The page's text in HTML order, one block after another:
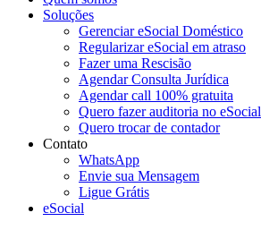
Soluções
Gerenciar eSocial Doméstico
Regularizar eSocial em atraso
Fazer uma Rescisão
Agendar Consulta Jurídica
Agendar call 100% gratuita
Quero fazer auditoria no eSocial
Quero trocar de contador
Contato
WhatsApp
Envie sua Mensagem
Ligue Grátis
eSocial